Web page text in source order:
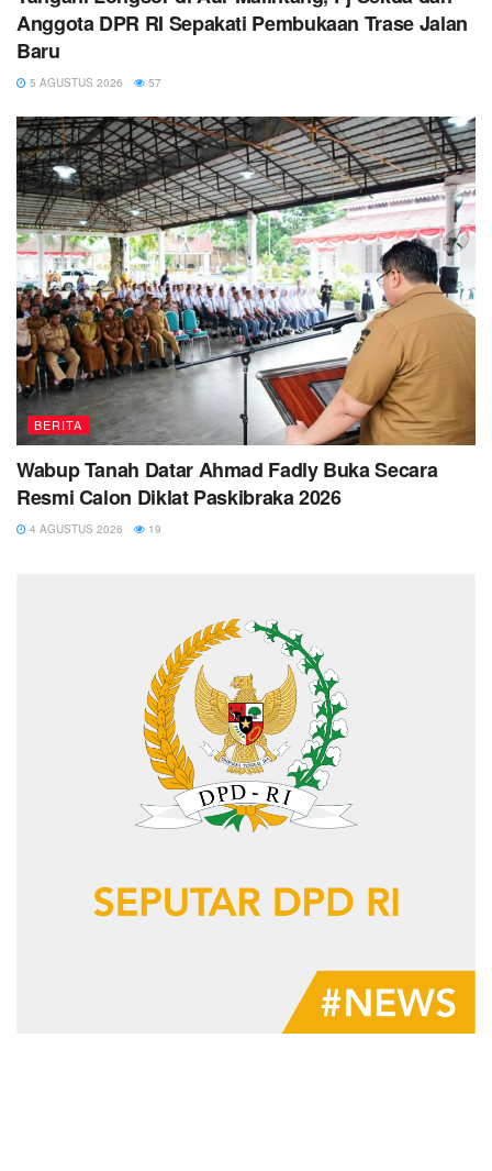
Anggota DPR RI Sepakati Pembukaan Trase Jalan
Baru
5 AGUSTUS 2026 57
BERITA
Wabup Tanah Datar Ahmad Fadly Buka Secara
Resmi Calon Diklat Paskibraka 2026
4 AGUSTUS 2026 19